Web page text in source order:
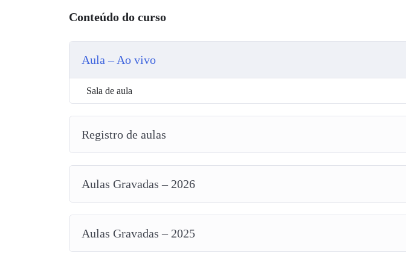
Conteúdo do curso
Aula – Ao vivo
Sala de aula
Registro de aulas
Aulas Gravadas – 2026
Aulas Gravadas – 2025